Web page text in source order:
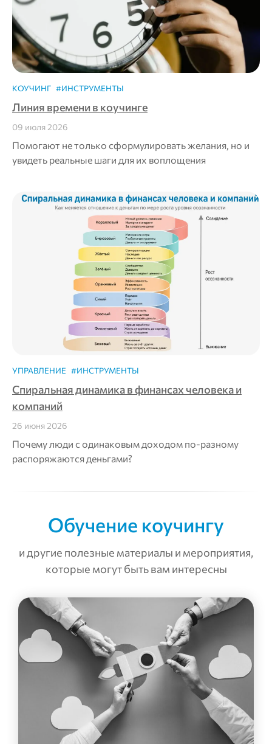
КОУЧИНГ #ИНСТРУМЕНТЫ
Линия времени в коучинге
09 июля 2026
Помогают не только сформулировать желания, но и
увидеть реальные шаги для их воплощения
УПРАВЛЕНИЕ #ИНСТРУМЕНТЫ
Спиральная динамика в финансах человека и
компаний
26 июня 2026
Почему люди с одинаковым доходом по-разному
распоряжаются деньгами?
Обучение коучингу
и другие полезные материалы и мероприятия,
которые могут быть вам интересны